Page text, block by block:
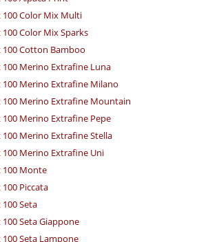
Color Mix Multi
Color Mix Sparks
Cotton Bamboo
Merino Extrafine Luna
Merino Extrafine Milano
100 Merino Extrafine Mountain
Merino Extrafine Pepe
Merino Extrafine Stella
Merino Extrafine Uni
100 Monte
Piccata
Seta
Seta Giappone
Seta Lampone